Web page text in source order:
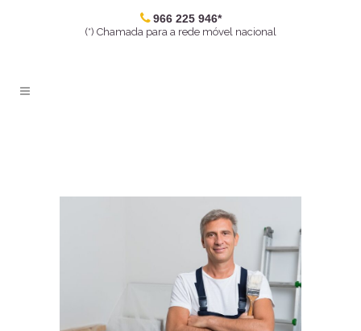
966 225 946*
(*) Chamada para a rede móvel nacional